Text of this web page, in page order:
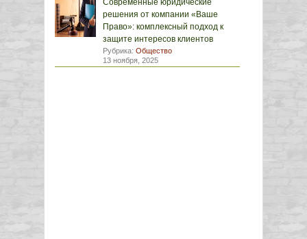
Современные юридические
решения от компании «Ваше
Право»: комплексный подход к
защите интересов клиентов
Рубрика: Общество
13 ноября, 2025